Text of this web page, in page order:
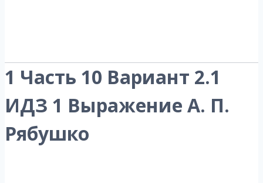
1 Часть 10 Вариант 2.1
ИДЗ 1 Выражение А. П.
Рябушко